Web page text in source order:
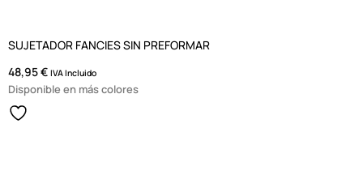
SUJETADOR FANCIES SIN PREFORMAR
48,95€ IVA Incluido
Disponible en más colores